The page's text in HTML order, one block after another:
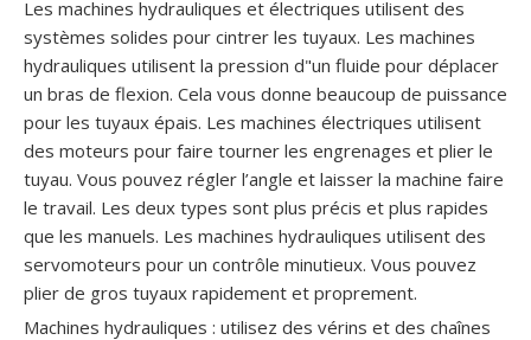
Les machines hydrauliques et électriques utilisent des
systèmes solides pour cintrer les tuyaux. Les machines
hydrauliques utilisent la pression d"un fluide pour déplacer
un bras de flexion. Cela vous donne beaucoup de puissance
pour les tuyaux épais. Les machines électriques utilisent
des moteurs pour faire tourner les engrenages et plier le
tuyau. Vous pouvez régler l’angle et laisser la machine faire
le travail. Les deux types sont plus précis et plus rapides
que les manuels. Les machines hydrauliques utilisent des
servomoteurs pour un contrôle minutieux. Vous pouvez
plier de gros tuyaux rapidement et proprement.
Machines hydrauliques : utilisez des vérins et des chaînes